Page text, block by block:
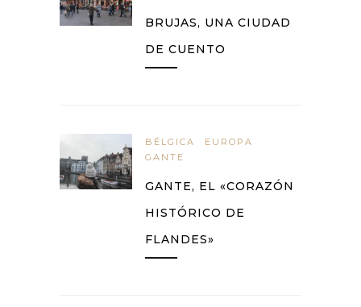
BRUJAS, UNA CIUDAD
DE CUENTO
BÉLGICA
EUROPA
GANTE
GANTE, EL «CORAZÓN
HISTÓRICO DE
FLANDES»